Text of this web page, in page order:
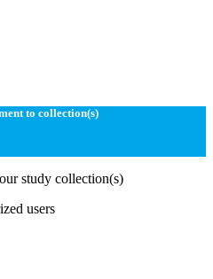
to collection(s)
study collection(s)
users